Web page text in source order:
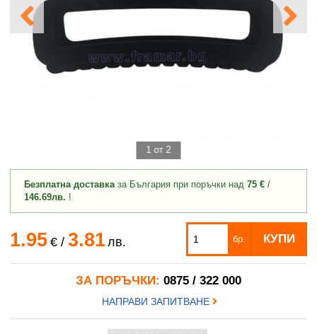
1 от 2
Безплатна доставказа България при поръчки над 75 € /
146.69лв. !
1.95 €/ 3.81лв. бр. КУПИ
ЗА ПОРЪЧКИ: 0875 / 322 000
НАПРАВИ ЗАПИТВАНЕ